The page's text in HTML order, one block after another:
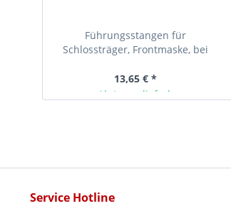
Führungsstangen für
Schlossträger, Frontmaske, bei
13,65 € *
Ab Lager lieferbar
Service Hotline